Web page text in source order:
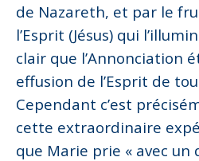
de Nazareth, et par le
l’Esprit (Jésus) qui
clair que l’Annonciation
effusion de l’Esprit de
Cependant c’est
cette extraordinaire
que Marie prie « avec